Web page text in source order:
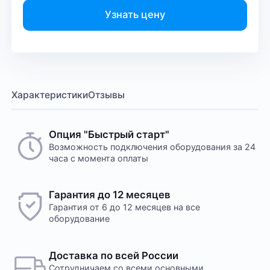
Узнать цену
ХарактеристикиОтзывы
Опция "Быстрый старт"
Возможность подключения оборудования за 24
часа с момента оплаты
Гарантия до 12 месяцев
Гарантия от 6 до 12 месяцев на все
оборудование
Доставка по всей России
Сотрудничаем со всеми основными